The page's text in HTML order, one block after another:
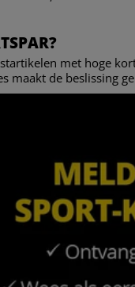
met hoge
maakt de beslissing